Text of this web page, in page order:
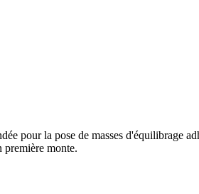
pour la pose de masses d'équilibrage
première monte.